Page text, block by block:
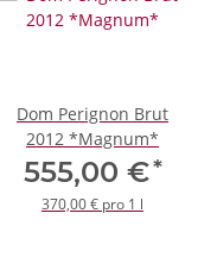
Dom Perignon Brut
2012 *Magnum*
555,00 €*
370,00 € pro 1 l